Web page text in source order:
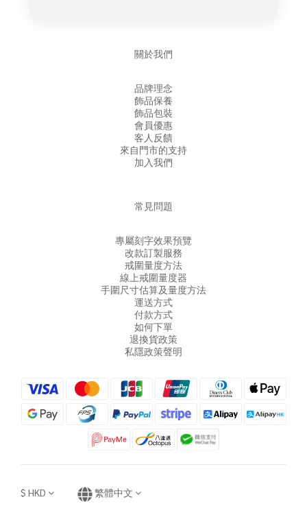
關於我們
品牌理念
飾品保養
飾品包裝
會員優惠
客人反饋
來自門市的支持
加入我們
常見問題
專屬刻字效果預覽
改款訂製服務
戒圍量度方法
線上戒圍量度器
手圍尺寸估算及量度方法
運送方式
付款方式
如何下單
退換貨政策
私隱政策聲明
$ HKD 繁體中文